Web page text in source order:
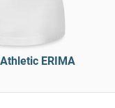
ERIMA